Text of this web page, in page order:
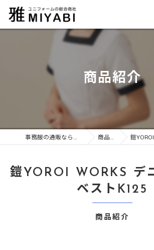
商品紹介
事務服の通販なら有限会社雅 商品紹介 鎧YOROI
商品紹介
鎧YOROI WORKS デ
ベストK125